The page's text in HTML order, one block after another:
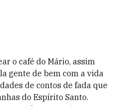
o café do Mário, assim
gente de bem com a vida
de contos de fada que
do Espírito Santo.